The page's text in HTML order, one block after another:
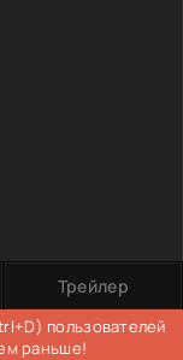
Трейлер
пользователей
раньше!